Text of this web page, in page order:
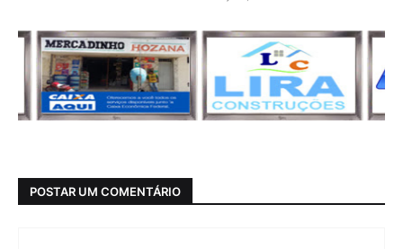
POSTAR UM COMENTÁRIO